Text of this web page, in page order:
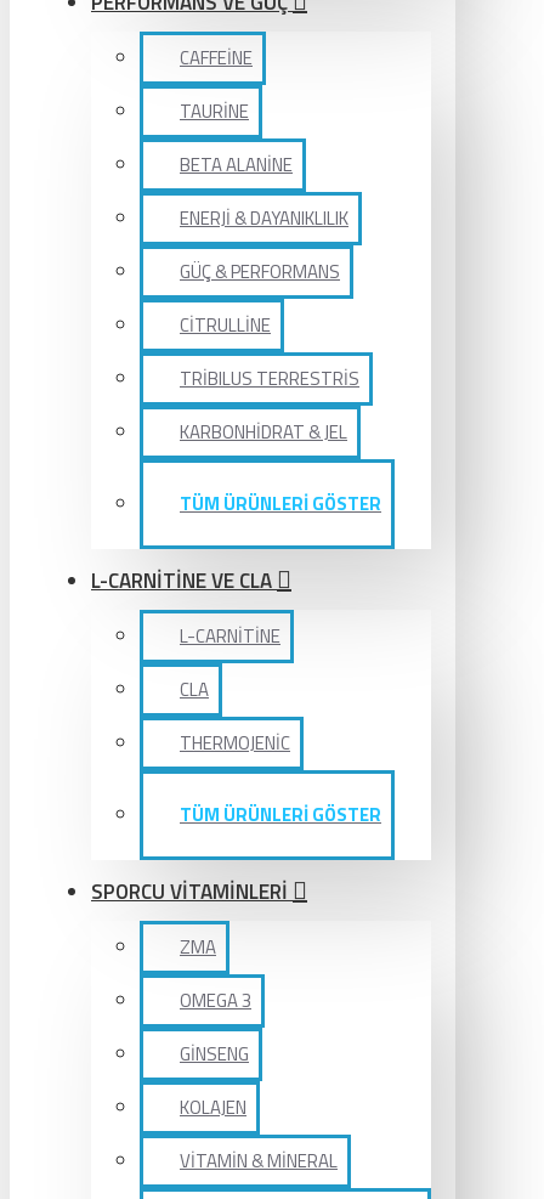
CAFFEİNE
TAURİNE
BETA ALANİNE
ENERJİ & DAYANIKLILIK
GÜÇ & PERFORMANS
CİTRULLİNE
TRİBILUS TERRESTRİS
KARBONHİDRAT & JEL
TÜM ÜRÜNLERİ GÖSTER
L-CARNİTİNE VE CLA
L-CARNİTİNE
CLA
THERMOJENİC
TÜM ÜRÜNLERİ GÖSTER
SPORCU VİTAMİNLERİ
ZMA
OMEGA 3
GİNSENG
KOLAJEN
VİTAMİN & MİNERAL